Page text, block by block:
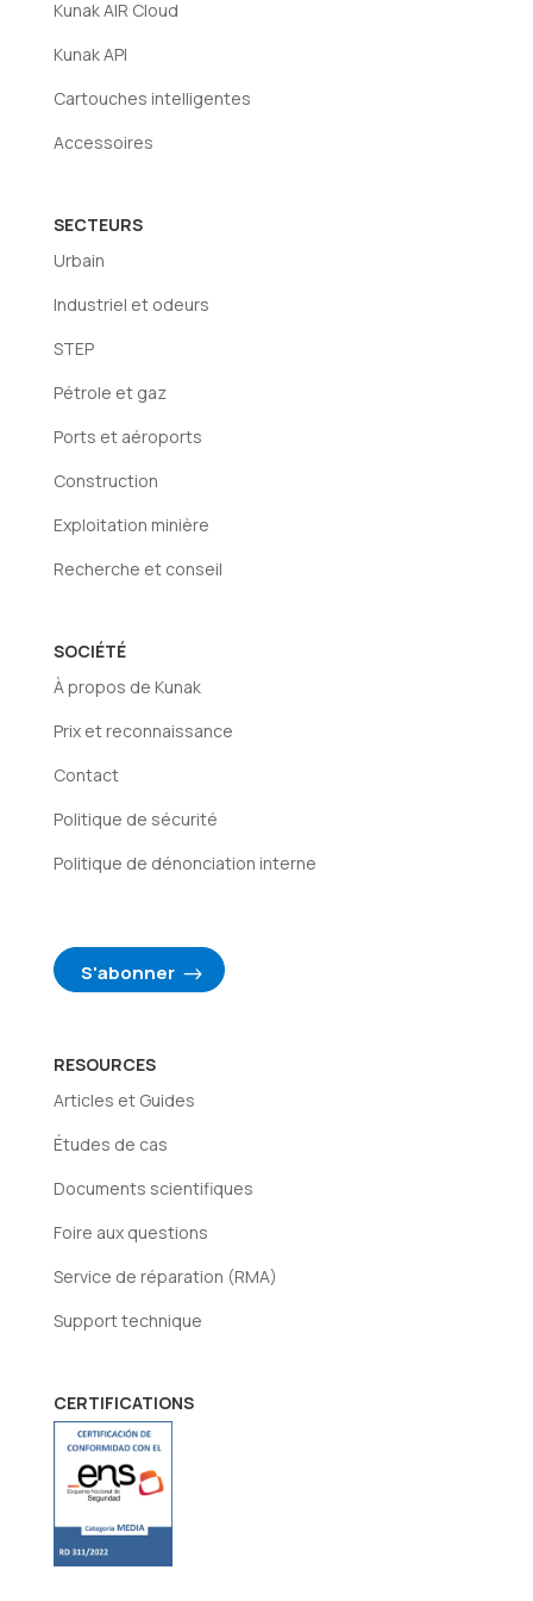
Kunak AIR Cloud
Kunak API
Cartouches intelligentes
Accessoires
SECTEURS
Urbain
Industriel et odeurs
STEP
Pétrole et gaz
Ports et aéroports
Construction
Exploitation minière
Recherche et conseil
SOCIÉTÉ
À propos de Kunak
Prix et reconnaissance
Contact
Politique de sécurité
Politique de dénonciation interne
S'abonner
RESOURCES
Articles et Guides
Études de cas
Documents scientifiques
Foire aux questions
Service de réparation (RMA)
Support technique
CERTIFICATIONS